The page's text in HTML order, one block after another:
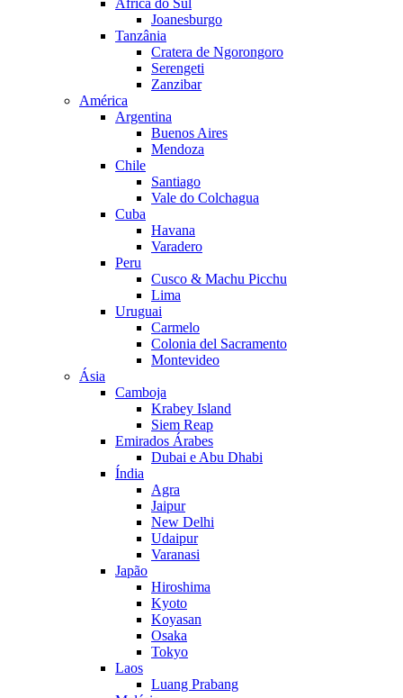
África do Sul
Joanesburgo
Tanzânia
Cratera de Ngorongoro
Serengeti
Zanzibar
América
Argentina
Buenos Aires
Mendoza
Chile
Santiago
Vale do Colchagua
Cuba
Havana
Varadero
Peru
Cusco & Machu Picchu
Lima
Uruguai
Carmelo
Colonia del Sacramento
Montevideo
Ásia
Camboja
Krabey Island
Siem Reap
Emirados Árabes
Dubai e Abu Dhabi
Índia
Agra
Jaipur
New Delhi
Udaipur
Varanasi
Japão
Hiroshima
Kyoto
Koyasan
Osaka
Tokyo
Laos
Luang Prabang